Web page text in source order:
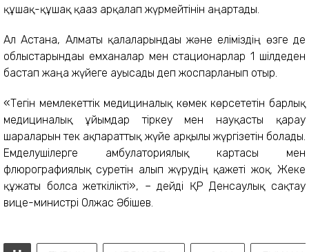
құшақ-құшақ қағаз арқалап жүрмейтінін аңғартады.
Ал Астана, Алматы қалаларындағы және еліміздің өзге де
облыстарындағы емханалар мен стационарлар 1 шілдеден
бастап жаңа жүйеге ауысады деп жоспарланып отыр.
«Тегін мемлекеттік медициналық көмек көрсететін барлық
медициналық ұйымдар тіркеу мен науқасты қарау
шараларын тек ақпараттық жүйе арқылы жүргізетін болады.
Емделушілерге амбулаториялық картасы мен
флюрографиялық суретін алып жүрудің қажеті жоқ. Жеке
құжаты болса жеткілікті», – дейді ҚР Денсаулық сақтау
вице-министрі Олжас Әбішев.